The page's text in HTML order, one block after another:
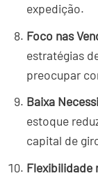
expedição.
Foco nas
estratégias
preocupar
Baixa
estoque
capital de
Flexibilidade